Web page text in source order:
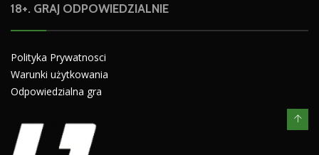
18+. GRAJ ODPOWIEDZIALNIE
Polityka Prywatnosci
Warunki użytkowania
Odpowiedzialna gra